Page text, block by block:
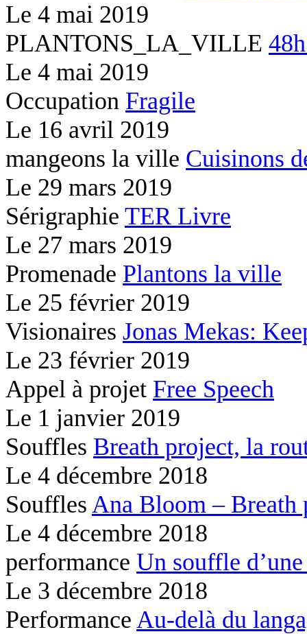
Le 4 mai 2019
PLANTONS_LA_VILLE
Le 4 mai 2019
Occupation Fragile
Le 16 avril 2019
mangeons la ville Cuisinons
Le 29 mars 2019
Sérigraphie TER Livre
Le 27 mars 2019
Promenade Plantons la ville
Le 25 février 2019
Visionaires Jonas Mekas:
Le 23 février 2019
Appel à projet Free Speech
Le 1 janvier 2019
Souffles Breath project, la
Le 4 décembre 2018
Souffles Ana Bloom –
Le 4 décembre 2018
performance Un souffle
Le 3 décembre 2018
Performance Au-delà du